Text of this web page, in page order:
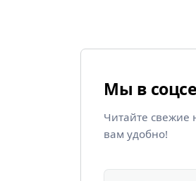
Мы в
Читайте свежие
вам удобно!